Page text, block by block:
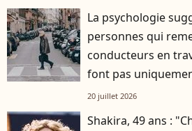
La psychologie
personnes qui
conducteurs en
font pas
20 juillet 2026
Shakira, 49 ans :